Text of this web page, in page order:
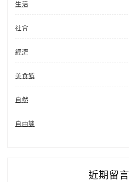
生活
社會
經濟
美食饌
自然
自由談
近期留言